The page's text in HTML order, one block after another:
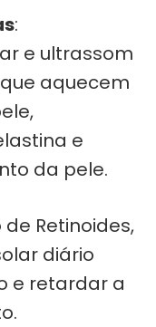
:
e ultrassom
aquecem
e
da pele.
de Retinoides,
diário
e retardar a